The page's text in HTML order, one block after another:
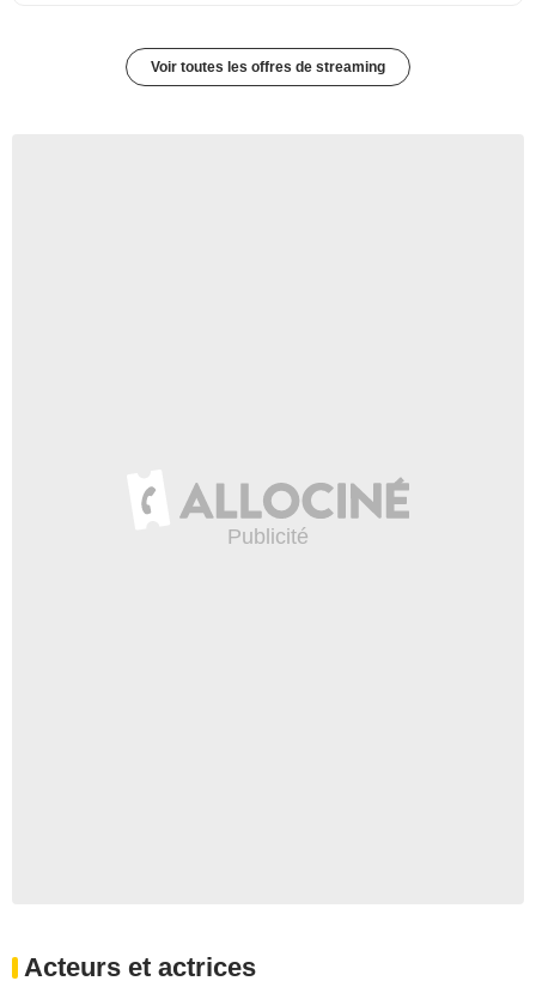
Voir toutes les offres de streaming
Acteurs et actrices